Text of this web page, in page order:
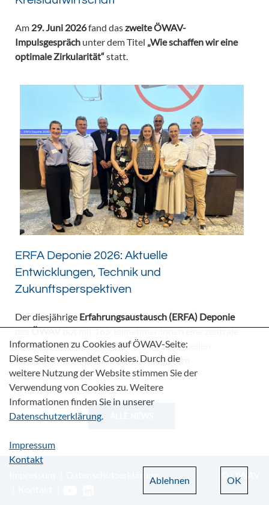
Am 29. Juni 2026fand daszweite ÖWAV-
Impulsgespräch unter dem Titel „Wie schaffen wir eine
optimale Zirkularität“statt.
ERFA Deponie 2026: Aktuelle
Entwicklungen, Technik und
Zukunftsperspektiven
Der diesjährige Erfahrungsaustausch (ERFA) Deponie
desÖWAVbot mit 165 Teilnehmer:innen eine zentrale
Plattform für den fachlichen Dialog zu aktuellen
Herausforderungen und Entwicklungen im
Deponiebereich.
Datenschutzerklärung
© ÖWAV
Informationen zu Cookies auf ÖWAV-Seite:
Diese Seite verwendet Cookies. Durch die
weitere Nutzung der Website stimmen Sie der
Verwendung von Cookies zu. Weitere
Informationen finden Sie in unserer
Datenschutzerklärung.
Impressum
Kontakt
OK
Ablehnen